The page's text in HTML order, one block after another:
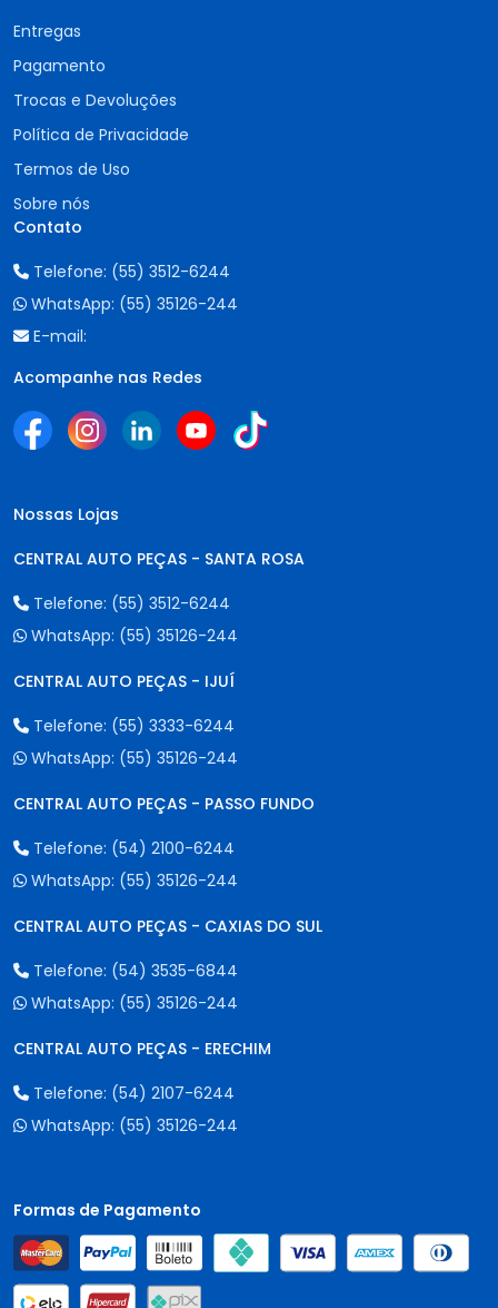
Entregas
Pagamento
Trocas e Devoluções
Política de Privacidade
Termos de Uso
Sobre nós
Contato
Telefone: (55) 3512-6244
WhatsApp: (55) 35126-244
E-mail:
Acompanhe nas Redes
Nossas Lojas
CENTRAL AUTO PEÇAS - SANTA ROSA
Telefone: (55) 3512-6244
WhatsApp: (55) 35126-244
CENTRAL AUTO PEÇAS - IJUÍ
Telefone: (55) 3333-6244
WhatsApp: (55) 35126-244
CENTRAL AUTO PEÇAS - PASSO FUNDO
Telefone: (54) 2100-6244
WhatsApp: (55) 35126-244
CENTRAL AUTO PEÇAS - CAXIAS DO SUL
Telefone: (54) 3535-6844
WhatsApp: (55) 35126-244
CENTRAL AUTO PEÇAS - ERECHIM
Telefone: (54) 2107-6244
WhatsApp: (55) 35126-244
Formas de Pagamento